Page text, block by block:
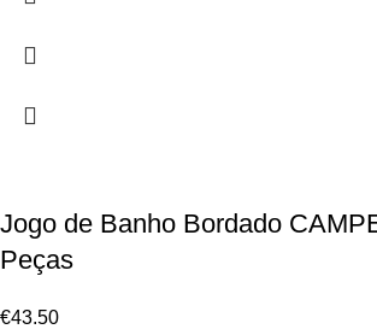
Jogo de Banho Bordado
Peças
€43.50